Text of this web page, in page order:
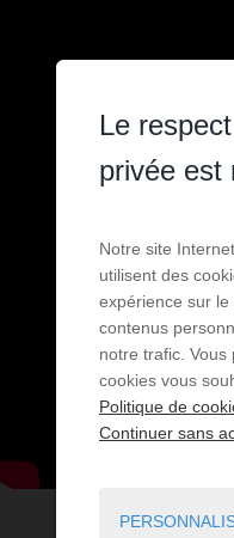
Le
privée est
Notre site
utilisent des
expérience sur
contenus
notre trafic. Vous
cookies vous
Politique de
Continuer sans